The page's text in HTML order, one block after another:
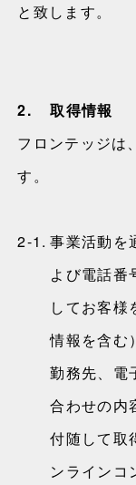
と致します。
2.
取得情報
フロンテッジは
す。
2-1. 事業活動を
よび電話番
してお客様
情報を含む
勤務先、電
合わせの内
付随して取
ンラインコ